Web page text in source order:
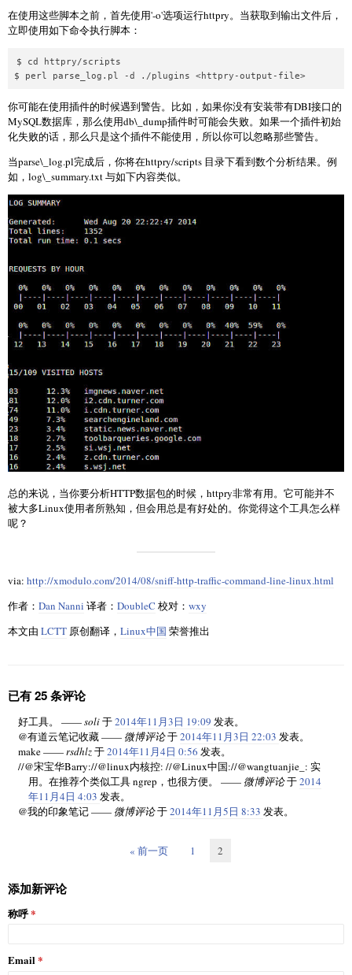
在使用这些脚本之前，首先使用'-o'选项运行httpry。当获取到输出文件后，
立即使用如下命令执行脚本：
$ cd httpry/scripts
你可能在使用插件的时候遇到警告。比如，如果你没有安装带有DBI接口的
MySQL数据库，那么使用db\_dump插件时可能会失败。如果一个插件初始
化失败的话，那么只是这个插件不能使用，所以你可以忽略那些警告。
当parse\_log.pl完成后，你将在httpry/scripts 目录下看到数个分析结果。例
如，log\_summary.txt 与如下内容类似。
总的来说，当你要分析HTTP数据包的时候，httpry非常有用。它可能并不
被大多Linux使用者所熟知，但会用总是有好处的。你觉得这个工具怎么样
呢？
via: http://xmodulo.com/2014/08/sniff-http-traffic-command-line-linux.html
作者： Dan Nanni 译者： DoubleC 校对： wxy
本文由 LCTT 原创翻译， Linux中国 荣誉推出
已有 25 条评论
好工具。 ——soli于2014年11月3日 19:09 发表。
@有道云笔记收藏 —— 微博评论于2014年11月3日 22:03 发表。
make ——rsdhlz于2014年11月4日 0:56 发表。
//@宋宝华Barry://@linux内核控: //@Linux中国://@wangtuanjie_: 实
用。在推荐个类似工具 ngrep，也很方便。 —— 微博评论于2014
年11月4日 4:03 发表。
@我的印象笔记 —— 微博评论于2014年11月5日 8:33 发表。
« 前一页 1 2
添加新评论
称呼
Email